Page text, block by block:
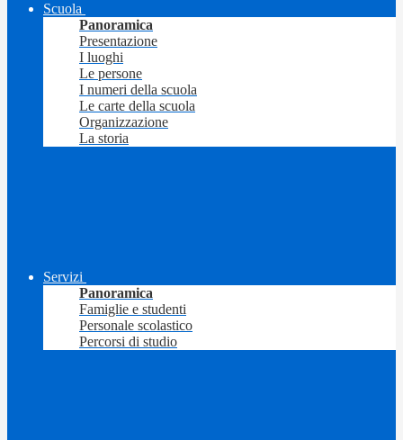
Scuola
Panoramica
Presentazione
I luoghi
Le persone
I numeri della scuola
Le carte della scuola
Organizzazione
La storia
Servizi
Panoramica
Famiglie e studenti
Personale scolastico
Percorsi di studio